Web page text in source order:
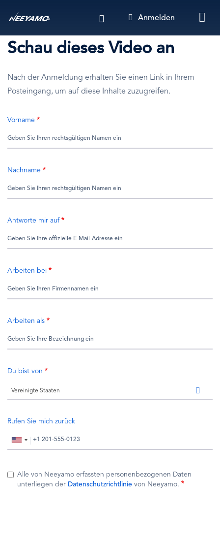
Anmelden
Schau dieses Video an
Nach der Anmeldung erhalten Sie einen Link in Ihrem
Posteingang, um auf diese Inhalte zuzugreifen.
Vorname
Nachname
Antworte mir auf
Arbeiten bei
Arbeiten als
Du bist von
Vereinigte Staaten
Rufen Sie mich zurück
Alle von Neeyamo erfassten personenbezogenen Daten
unterliegen der Datenschutzrichtlinie von Neeyamo.